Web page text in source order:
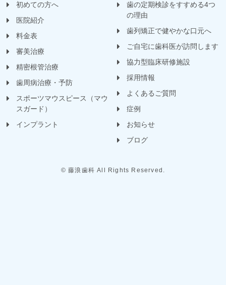
初めての方へ
医院紹介
料金表
審美治療
精密根管治療
歯周病治療・予防
スポーツマウスピース（マウ
スガード）
インプラント
歯の定期検診をすすめる4つ
の理由
歯列矯正で健やかな口元へ
ご自宅に歯科医が訪問します
協力型臨床研修施設
採用情報
よくあるご質問
症例
お知らせ
ブログ
© 藤浪歯科 All Rights Reserved.